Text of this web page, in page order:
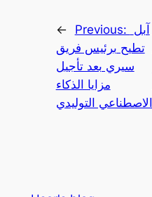
← Previous:
تطيح برئيس فريق
سيري بعد تأجيل
مزايا الذكاء
الاصطناعي التوليدي